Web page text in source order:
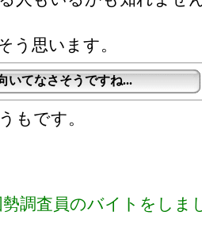
う思います。
いてなさそうですね...
もです。
調査員のバイトをしま